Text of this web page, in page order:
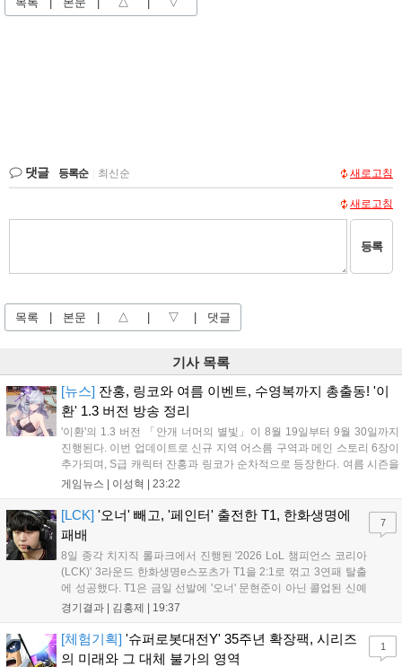
댓글 등록순 최신순 새로고침
새로고침
등록
목록 | 본문 | △ | ▽ | 댓글
기사 목록
[뉴스] 잔홍, 링코와 여름 이벤트, 수영복까지 총출동! '이
환' 1.3 버전 방송 정리
'이환'의 1.3 버전 「안개 너머의 별빛」이 8월 19일부터 9월 30일까지
진행된다. 이번 업데이트로 신규 지역 어스름 구역과 메인 스토리 6장이
추가되며, S급 캐릭터 잔홍과 링코가 순차적으로 등장한다. 여름 시즌을
맞아 비치발리볼, 수상 오토바이 등 다채로운 이벤트가 열리고, 캐릭터
가능한 교환 코드 3종이 제공되며, 상세 일정은 공식 채널을 통해 확인할
수 있다....
게임뉴스 | 이성혁 | 23:22
[LCK] '오너' 빼고, '페인터' 출전한 T1, 한화생명에
패배
8일 종각 치지직 롤파크에서 진행된 '2026 LoL 챔피언스 코리아
(LCK)' 3라운드 한화생명e스포츠가 T1을 2:1로 꺾고 3연패 탈출
에 성공했다. T1은 금일 선발에 '오너' 문현준이 아닌 콜업된 신예
'페인터' 김은후를 투입했지만, 결국 1:2로 패배하고 말았다. T1은
을 빼냈다....
경기결과 | 김홍제 | 19:37
7
[체험기획] '슈퍼로봇대전Y' 35주년 확장팩, 시리즈
의 미래와 그 대체 불가의 영역
1